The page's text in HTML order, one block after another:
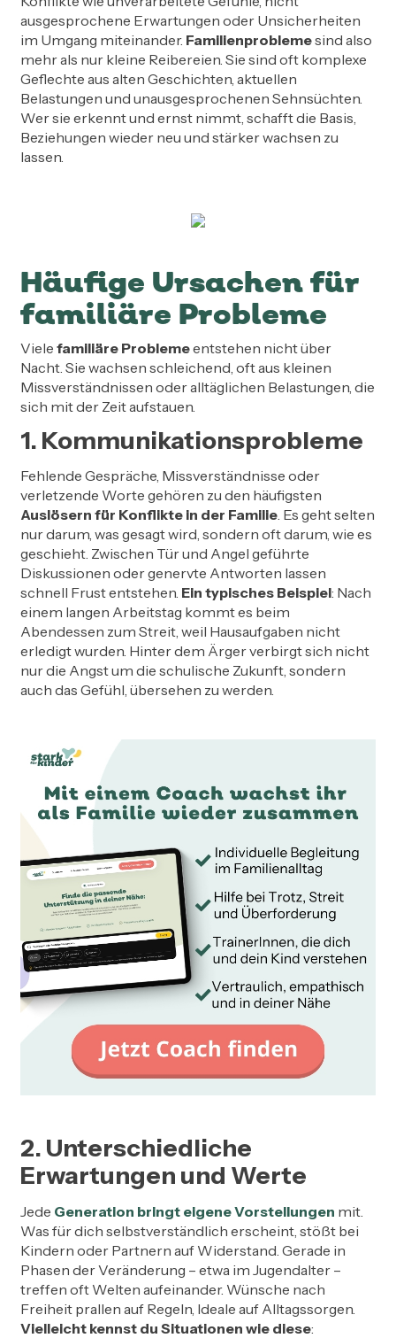
ausgesprochene Erwartungen oder Unsicherheiten
im Umgang miteinander. Familienproblemesind also
mehr als nur kleine Reibereien. Sie sind oft komplexe
Geflechte aus alten Geschichten, aktuellen
Belastungen und unausgesprochenen Sehnsüchten.
Wer sie erkennt und ernst nimmt, schafft die Basis,
Beziehungen wieder neu und stärker wachsen zu
lassen.
Häufige Ursachen für
familiäre Probleme
Viele familiäre Problemeentstehen nicht über
Nacht. Sie wachsen schleichend, oft aus kleinen
Missverständnissen oder alltäglichen Belastungen, die
sich mit der Zeit aufstauen.
1. Kommunikationsprobleme
Fehlende Gespräche, Missverständnisse oder
verletzende Worte gehören zu den häufigsten
Auslösern für Konflikte in der Familie. Es geht selten
nur darum, was gesagt wird, sondern oft darum, wie es
geschieht. Zwischen Tür und Angel geführte
Diskussionen oder genervte Antworten lassen
schnell Frust entstehen. Ein typisches Beispiel: Nach
einem langen Arbeitstag kommt es beim
Abendessen zum Streit, weil Hausaufgaben nicht
erledigt wurden. Hinter dem Ärger verbirgt sich nicht
nur die Angst um die schulische Zukunft, sondern
auch das Gefühl, übersehen zu werden.
2. Unterschiedliche
Erwartungen und Werte
Jede Generation bringt eigene Vorstellungen mit.
Was für dich selbstverständlich erscheint, stößt bei
Kindern oder Partnern auf Widerstand. Gerade in
Phasen der Veränderung – etwa im Jugendalter –
treffen oft Welten aufeinander. Wünsche nach
Freiheit prallen auf Regeln, Ideale auf Alltagssorgen.
Vielleicht kennst du Situationen wie diese: